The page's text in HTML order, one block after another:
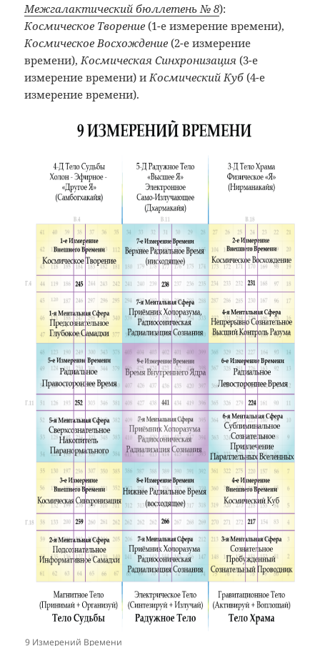
Межгалактический бюллетень № 8):
Космическое Творение (1-е измерение времени),
Космическое Восхождение (2-е измерение
времени), Космическая Синхронизация (3-е
измерение времени) и Космический Куб (4-е
измерение времени).
9 Измерений Времени